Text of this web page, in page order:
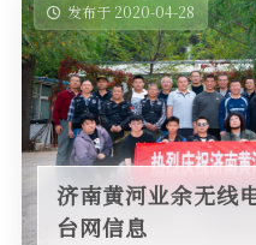
发布于 2020-04-28
济南黄河业余无线
台网信息